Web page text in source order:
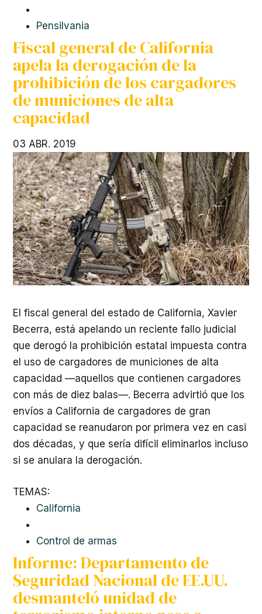
Pensilvania
Fiscal general de California
apela la derogación de la
prohibición de los cargadores
de municiones de alta
capacidad
03 ABR. 2019
El fiscal general del estado de California, Xavier
Becerra, está apelando un reciente fallo judicial
que derogó la prohibición estatal impuesta contra
el uso de cargadores de municiones de alta
capacidad —aquellos que contienen cargadores
con más de diez balas—. Becerra advirtió que los
envíos a California de cargadores de gran
capacidad se reanudaron por primera vez en casi
dos décadas, y que sería difícil eliminarlos incluso
si se anulara la derogación.
TEMAS:
California
Control de armas
Informe: Departamento de
Seguridad Nacional de EE.UU.
desmanteló unidad de